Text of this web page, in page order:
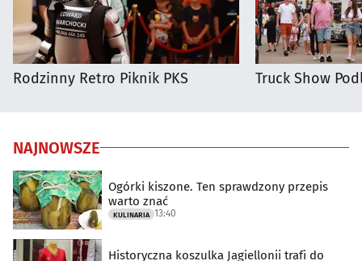
Rodzinny Retro Piknik PKS Truck Show
NAJNOWSZE
Ogórki kiszone. Ten sprawdzony przepis
warto znać
KULINARIA 13:40
Historyczna koszulka Jagiellonii trafi do